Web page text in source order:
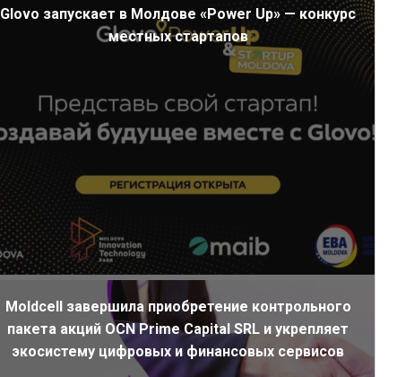
Glovo запускает в Молдове «Power Up» — конкурс
местных стартапов
Moldcell завершила приобретение контрольного
пакета акций OCN Prime Capital SRL и укрепляет
экосистему цифровых и финансовых сервисов